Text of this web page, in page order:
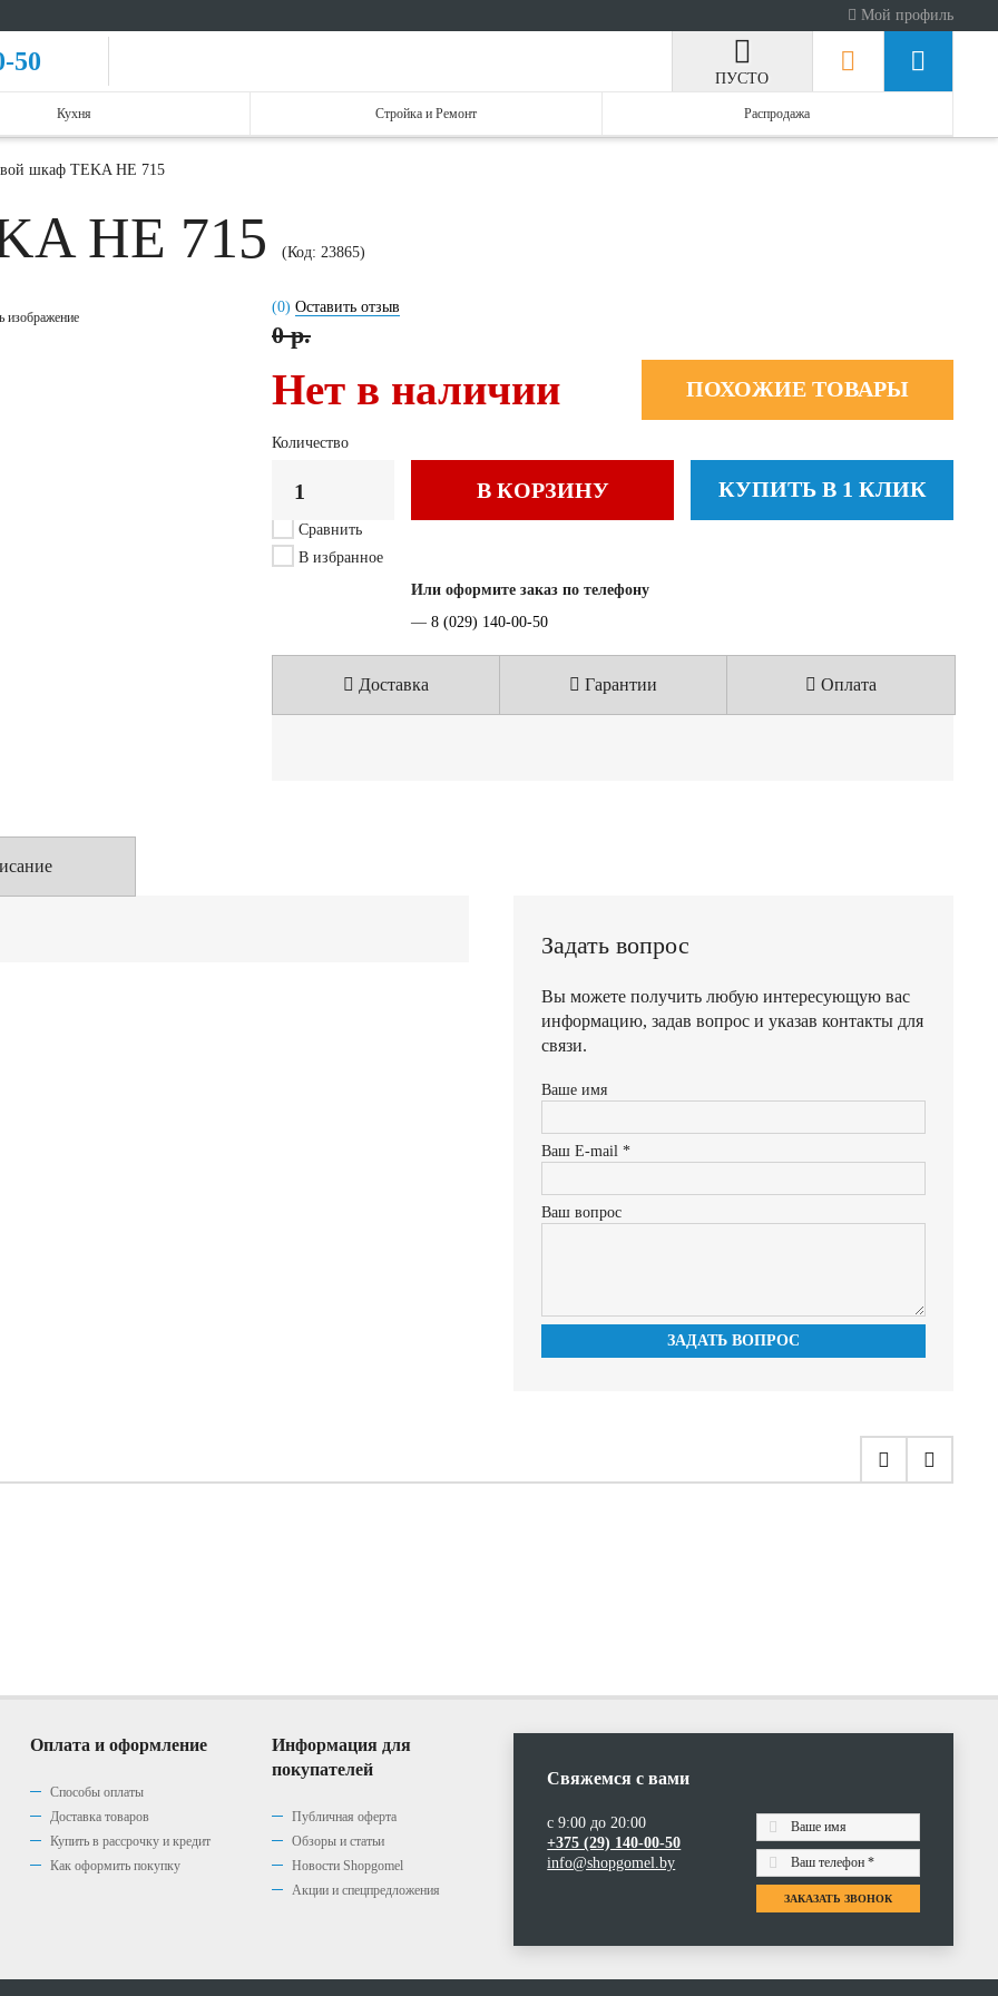
Мой профиль
50
ПУСТО
Кухня Стройка и Ремонт Распродажа
шкаф TEKA HE 715
HE 715 (Код: 23865)
изображение
(0) Оставить отзыв
0 р.
Нет в наличии ПОХОЖИЕ ТОВАРЫ
Количество
В КОРЗИНУ КУПИТЬ В 1 КЛИК
Сравнить
В избранное
Или оформите заказ по телефону
— 8 (029) 140-00-50
Доставка Гарантии Оплата
Задать вопрос
Вы можете получить любую интересующую вас
информацию, задав вопрос и указав контакты для
связи.
Ваше имя
Ваш E-mail *
Ваш вопрос
ЗАДАТЬ ВОПРОС
Оплата и оформление
Способы оплаты
Доставка товаров
Купить в рассрочку и кредит
Как оформить покупку
Информация для
покупателей
Публичная оферта
Обзоры и статьи
Новости Shopgomel
Акции и спецпредложения
Свяжемся с вами
с 9:00 до 20:00
+375 (29) 140-00-50
info@shopgomel.by
ЗАКАЗАТЬ ЗВОНОК